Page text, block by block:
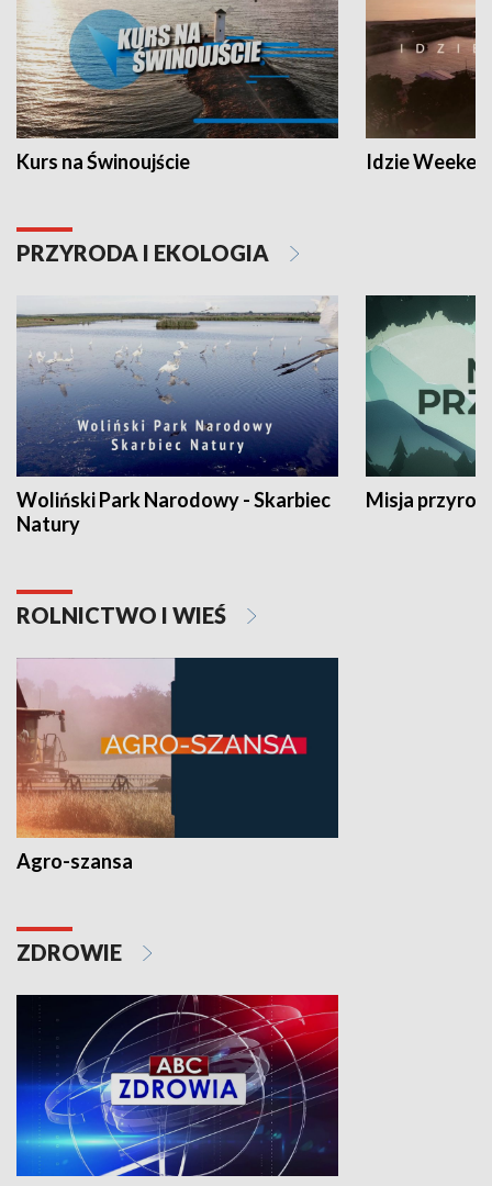
Kurs na Świnoujście Idzie
PRZYRODA I EKOLOGIA
Woliński Park Narodowy - Skarbiec
Natury
Misja
ROLNICTWO I WIEŚ
Agro-szansa
ZDROWIE